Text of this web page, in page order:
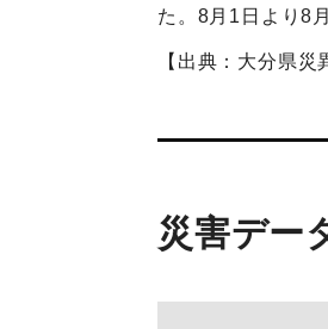
た。8月1日より8
【出典：大分県
災害デー